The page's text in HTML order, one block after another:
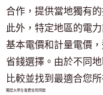
合作，提供當地獨有
此外，特定地區的電
基本電價和計量電價
省錢選擇。由於不同
比較並找到最適合您
獨居大學生電費常見問題